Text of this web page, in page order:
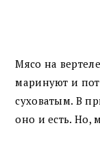
Мясо на
маринуют и
суховатым. В
оно и есть. Но,